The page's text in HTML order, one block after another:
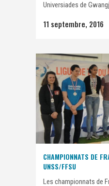
Universiades de
11 septembre, 2016
CHAMPIONNATS DE
UNSS/FFSU
Les championnats de